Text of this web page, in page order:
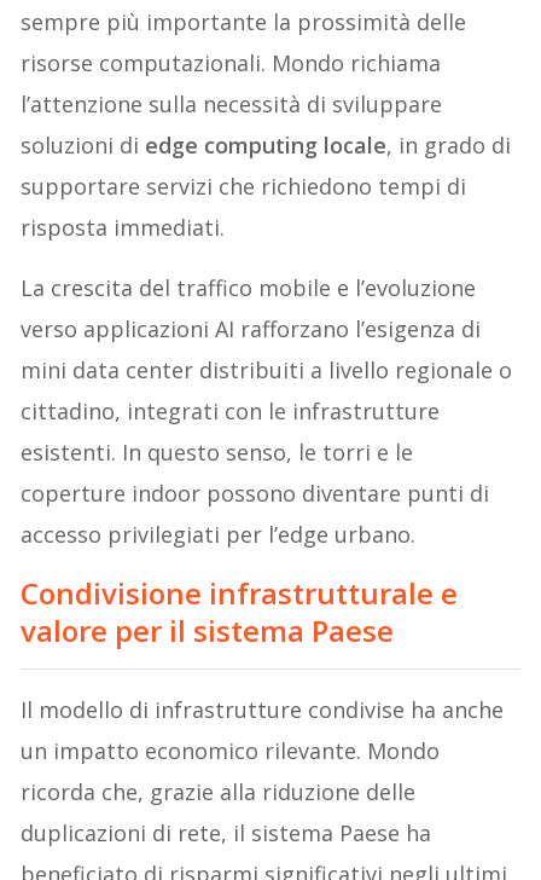
sempre più importante la prossimità delle
risorse computazionali. Mondo richiama
l’attenzione sulla necessità di sviluppare
soluzioni di edge computing locale, in grado di
supportare servizi che richiedono tempi di
risposta immediati.
La crescita del traffico mobile e l’evoluzione
verso applicazioni AI rafforzano l’esigenza di
mini data center distribuiti a livello regionale o
cittadino, integrati con le infrastrutture
esistenti. In questo senso, le torri e le
coperture indoor possono diventare punti di
accesso privilegiati per l’edge urbano.
Condivisione infrastrutturale e
valore per il sistema Paese
Il modello di infrastrutture condivise ha anche
un impatto economico rilevante. Mondo
ricorda che, grazie alla riduzione delle
duplicazioni di rete, il sistema Paese ha
beneficiato di risparmi significativi negli ultimi